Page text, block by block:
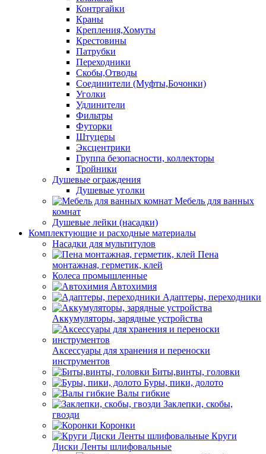
Контргайки
Краны
Крепления,Хомуты
Крестовины
Патрубки
Переходники
Скобы,Отводы
Соединители (Муфты,Бочонки)
Уголки
Удлинители
Фильтры
Футорки
Штуцеры
Эксцентрики
Группа безопасности, коллекторы
Тройники
Душевые ограждения
Душевые уголки
Мебель для ванных
комнат
Душевые лейки (насадки)
Комплектующие и расходные материалы
Насадки для мультитулов
Пена
монтажная, герметик, клей
Колеса промышленные
Автохимия
Адаптеры, переходники
Аккумуляторы, зарядные устройства
Аксессуары для хранения и переноски
инструментов
Биты,винты, головки
Буры, пики, долото
Валы гибкие
Заклепки, скобы,
гвозди
Коронки
Круги
Диски Ленты шлифовальные